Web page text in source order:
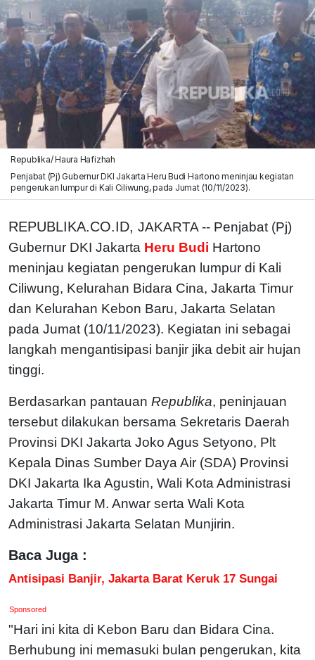
Republika/ Haura Hafizhah
Penjabat (Pj) Gubernur DKI Jakarta Heru Budi Hartono meninjau kegiatan
pengerukan lumpur di Kali Ciliwung, pada Jumat (10/11/2023).
REPUBLIKA.CO.ID, JAKARTA -- Penjabat (Pj)
Gubernur DKI Jakarta Heru Budi Hartono
meninjau kegiatan pengerukan lumpur di Kali
Ciliwung, Kelurahan Bidara Cina, Jakarta Timur
dan Kelurahan Kebon Baru, Jakarta Selatan
pada Jumat (10/11/2023). Kegiatan ini sebagai
langkah mengantisipasi banjir jika debit air hujan
tinggi.
Berdasarkan pantauan Republika, peninjauan
tersebut dilakukan bersama Sekretaris Daerah
Provinsi DKI Jakarta Joko Agus Setyono, Plt
Kepala Dinas Sumber Daya Air (SDA) Provinsi
DKI Jakarta Ika Agustin, Wali Kota Administrasi
Jakarta Timur M. Anwar serta Wali Kota
Administrasi Jakarta Selatan Munjirin.
Baca Juga :
Antisipasi Banjir, Jakarta Barat Keruk 17 Sungai
Sponsored
"Hari ini kita di Kebon Baru dan Bidara Cina.
Berhubung ini memasuki bulan pengerukan, kita